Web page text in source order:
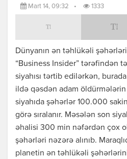
Mart 14, 09:32 • 1333
Dünyanın ən təhlükəli
“Business Insider” tərəfindən
siyahısı tərtib edilərkən,
ildə qəsdən adam öldürmələrin
siyahıda şəhərlər 100.000
görə sıralanır. Məsələn son
əhalisi 300 min nəfərdən çox
şəhərləri nəzərə alınıb.
planetin ən təhlükəli